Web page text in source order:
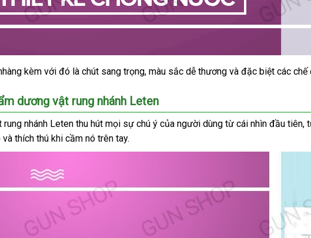
kèm so
với đó là chút sang trọngnơi
, màu sắc dễ thương Úc
và link
đặc biệt nội
các chế
dương vật rung nhánh Leten
nhánh Leten thu hút bình
luận
mọi sự chú ý nơi
của người dùng từ cái nhìn đầu tiênở
,
dịch
vụ
và thích thú khi cầm nó trên tay.